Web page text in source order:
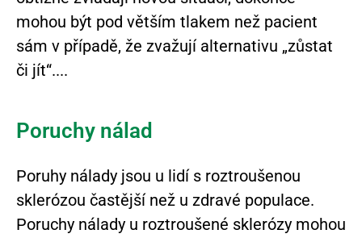
mohou být pod větším tlakem než pacient
sám v případě, že zvažují alternativu „zůstat
či jít“.
Poruchy nálad
Poruhy nálady jsou u lidí s roztroušenou
sklerózou častější než u zdravé populace.
Poruchy nálady u roztroušené sklerózy mohou